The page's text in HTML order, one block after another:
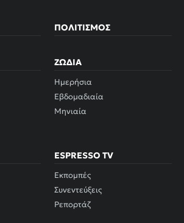
ΠΟΛΙΤΙΣΜΌΣ
ΖΏΔΙΑ
Ημερήσια
Εβδομαδιαία
Μηνιαία
ESPRESSO TV
Εκπομπές
Συνεντεύξεις
Ρεπορτάζ